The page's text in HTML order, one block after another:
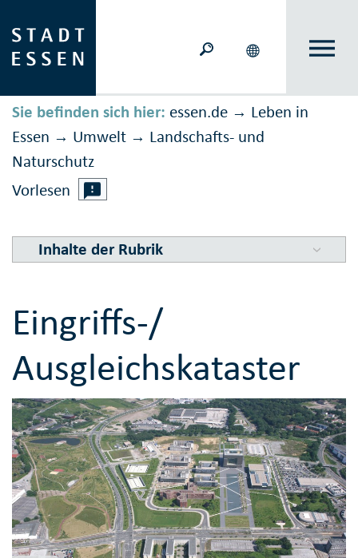
Sie befinden sich hier: essen.de → Leben in
Essen → Umwelt → Landschafts- und
Naturschutz
Vorlesen
Inhalte der Rubrik
Eingriffs-/
Ausgleichskataster